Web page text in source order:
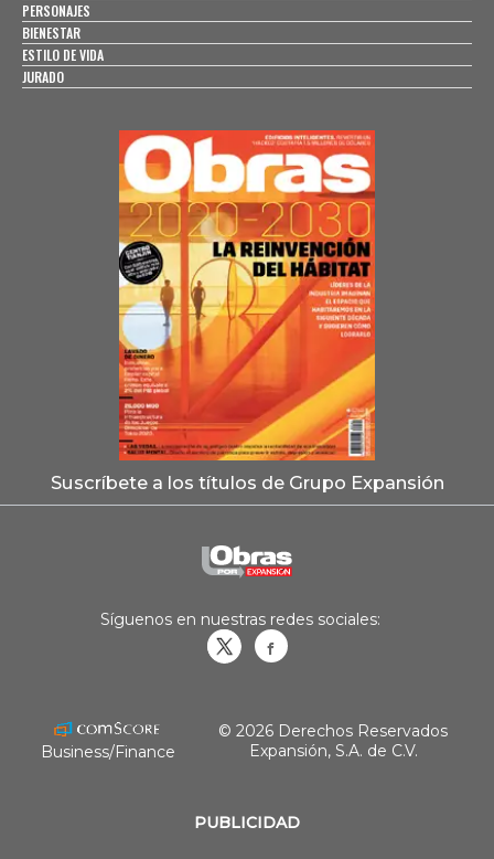
PERSONAJES
BIENESTAR
ESTILO DE VIDA
JURADO
Suscríbete a los títulos de Grupo Expansión
PUBLICIDAD
Síguenos en nuestras redes sociales:
Business/Finance
© 2026 Derechos Reservados
Expansión, S.A. de C.V.